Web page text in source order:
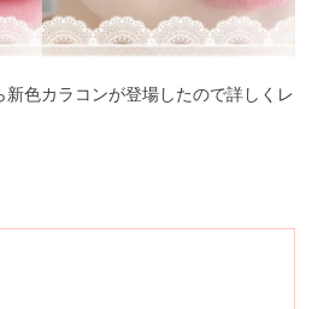
色カラコンが登場したので詳しくレ